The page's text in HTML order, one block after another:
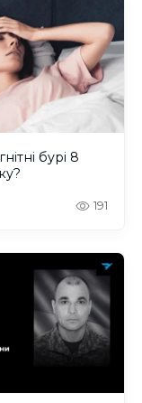
бурі 8
191